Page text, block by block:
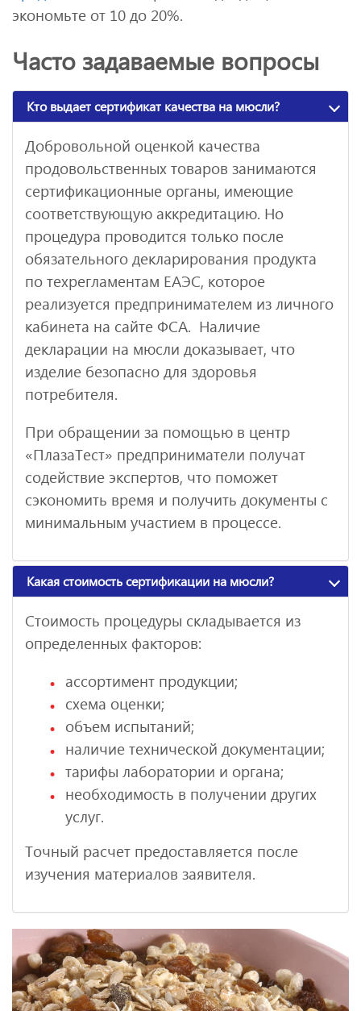
экономьте от 10 до 20%.
Часто задаваемые вопросы
Кто выдает сертификат качества на мюсли?
Добровольной оценкой качества
продовольственных товаров занимаются
сертификационные органы, имеющие
соответствующую аккредитацию. Но
процедура проводится только после
обязательного декларирования продукта
по техрегламентам ЕАЭС, которое
реализуется предпринимателем из личного
кабинета на сайте ФСА. Наличие
декларации на мюсли доказывает, что
изделие безопасно для здоровья
потребителя.
При обращении за помощью в центр
«ПлазаТест» предприниматели получат
содействие экспертов, что поможет
сэкономить время и получить документы с
минимальным участием в процессе.
Какая стоимость сертификации на мюсли?
Стоимость процедуры складывается из
определенных факторов:
ассортимент продукции;
схема оценки;
объем испытаний;
наличие технической документации;
тарифы лаборатории и органа;
необходимость в получении других
услуг.
Точный расчет предоставляется после
изучения материалов заявителя.